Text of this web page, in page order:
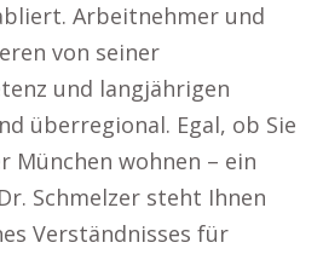
Arbeitnehmer und
von seiner
und langjährigen
überregional. Egal, ob Sie
München wohnen – ein
Schmelzer steht Ihnen
Verständnisses für